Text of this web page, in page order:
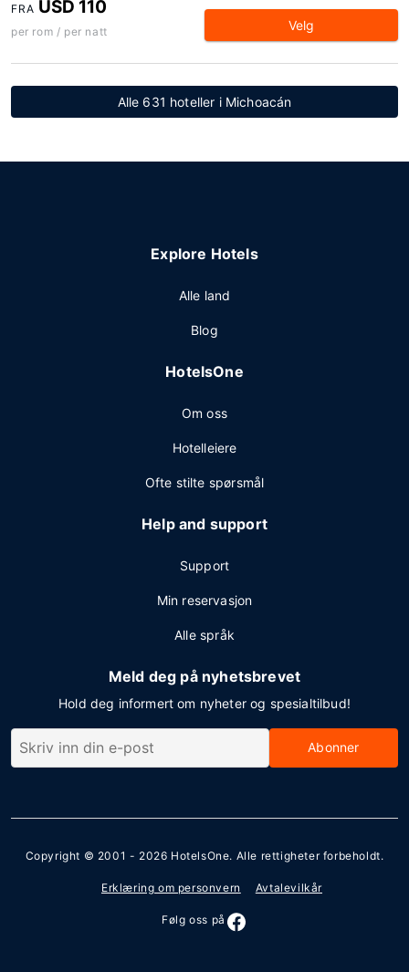
FRA USD 110
per rom / per natt Velg
Alle 631 hoteller i Michoacán
Explore Hotels
Alle land
Blog
HotelsOne
Om oss
Hotelleiere
Ofte stilte spørsmål
Help and support
Support
Min reservasjon
Alle språk
Meld deg på nyhetsbrevet
Hold deg informert om nyheter og spesialtilbud!
Abonner
Copyright © 2001 - 2026 HotelsOne. Alle rettigheter forbeholdt.
Erklæring om personvern Avtalevilkår
Følg oss på